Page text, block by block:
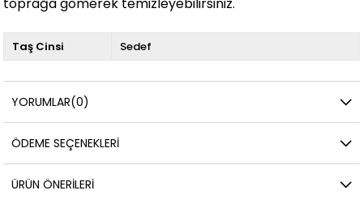
Taş Cinsi Sedef
YORUMLAR(0)
ÖDEME SEÇENEKLERI
ÜRÜN ÖNERILERI